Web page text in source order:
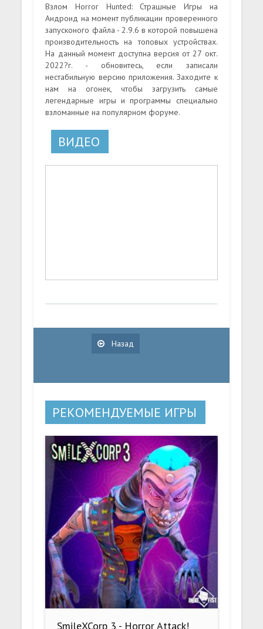
Взлом Horror Hunted: Страшные Игры на
Андроид на момент публикации проверенного
запусконого файла - 2.9.6 в которой повышена
производительность на топовых устройствах.
На данный момент доступна версия от 27 окт.
2022?г. - обновитесь, если записали
нестабильную версию приложения. Заходите к
нам на огонек, чтобы загрузить самые
легендарные игры и программы специально
взломанные на популярном форуме.
ВИДЕО
Назад
РЕКОМЕНДУЕМЫЕ ИГРЫ
SmileXCorp 3 - Horror Attack!